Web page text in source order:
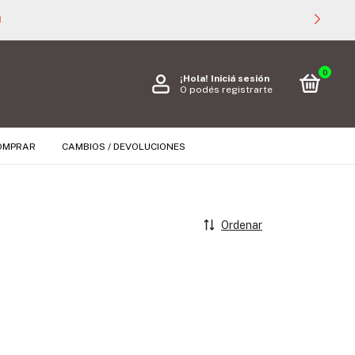
¡Hola! Iniciá sesión
O podés registrarte
0
CAMBIOS / DEVOLUCIONES
Ordenar